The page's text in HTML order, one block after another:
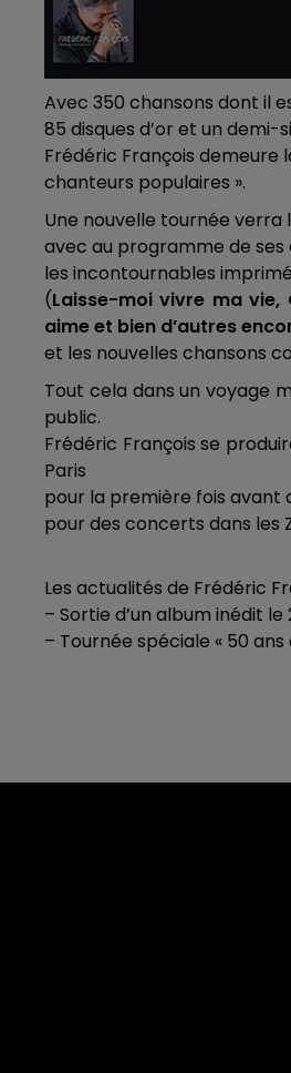
Avec 350 chansons dont il
85 disques d’or et un
Frédéric François demeure
chanteurs populaires ».
Une nouvelle tournée verra
avec au programme de ses
les incontournables
(Laisse-moi vivre ma vie,
aime et bien d’autres
et les nouvelles chansons
Tout cela dans un voyage
public.
Frédéric François se
Paris
pour la première fois avant
pour des concerts dans les
Les actualités de Frédéric
– Sortie d’un album inédit le
– Tournée spéciale « 50